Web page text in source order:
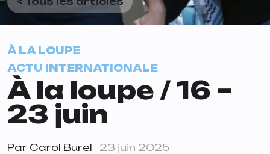
À LA LOUPE
ACTU INTERNATIONALE
À la loupe / 16 –
23 juin
Par Carol Burel 23 juin 2025